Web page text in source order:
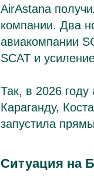
AirAstana
компании. Два
авиакомпании
SCAT и
Так, в 2026
Караганду,
запустила
Ситуация на